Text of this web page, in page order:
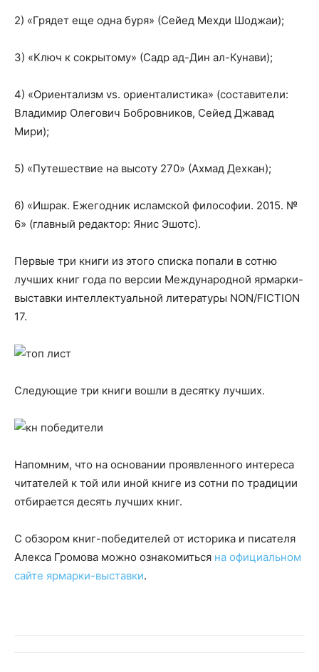
2) «Грядет еще одна буря» (Сейед Мехди Шоджаи);
3) «Ключ к сокрытому» (Садр ад-Дин ал-Кунави);
4) «Ориентализм vs. ориенталистика» (составители:
Владимир Олегович Бобровников, Сейед Джавад
Мири);
5) «Путешествие на высоту 270» (Ахмад Дехкан);
6) «Ишрак. Ежегодник исламской философии. 2015. №
6» (главный редактор: Янис Эшотс).
Первые три книги из этого списка попали в сотню
лучших книг года по версии Международной ярмарки-
выставки интеллектуальной литературы NON/FICTION
17.
Следующие три книги вошли в десятку лучших.
Напомним, что на основании проявленного интереса
читателей к той или иной книге из сотни по традиции
отбирается десять лучших книг.
С обзором книг-победителей от историка и писателя
Алекса Громова можно ознакомиться на официальном
сайте ярмарки-выставки.